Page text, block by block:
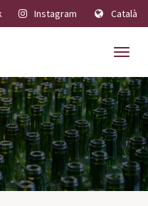
Català
Instagram